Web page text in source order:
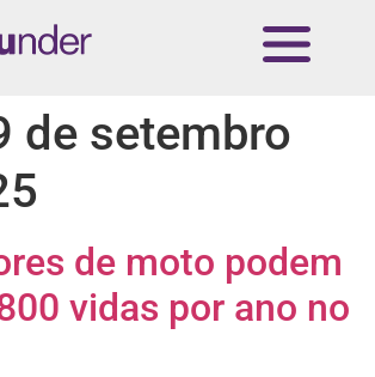
de setembro
de moto podem
vidas por ano no